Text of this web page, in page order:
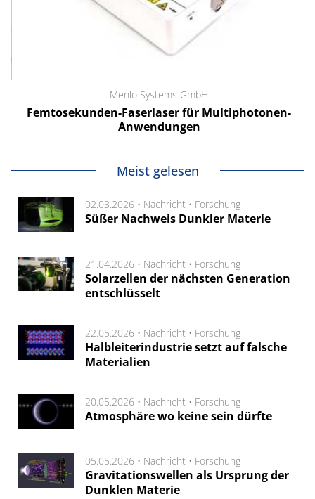
Menlo Systems GmbH
Femtosekunden-Faserlaser für Multiphotonen-
Anwendungen
Meist gelesen
02.03.2026 • Nachricht • Forschung
Süßer Nachweis Dunkler Materie
21.04.2026 • Nachricht • Forschung
Solarzellen der nächsten Generation
entschlüsselt
22.05.2026 • Nachricht • Forschung
Halbleiterindustrie setzt auf falsche
Materialien
20.05.2026 • Nachricht • Forschung
Atmosphäre wo keine sein dürfte
05.05.2026 • Nachricht • Forschung
Gravitationswellen als Ursprung der
Dunklen Materie